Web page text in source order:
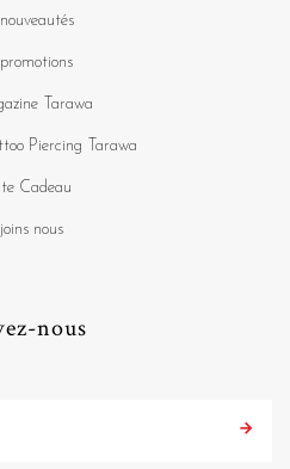
Tarawa
Piercing Tarawa
Cadeau
nous
nous